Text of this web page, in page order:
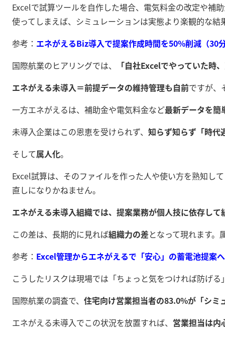
Excelで試算ツールを自作した場合、電気料金の改定や補
使ってしまえば、シミュレーションは実態より楽観的な結
参考： エネがえるBiz導入で提案作成時間を50%削減（
国際航業のヒアリングでは、
「自社Excelでやっていた時
エネがえる未導入＝前提データの維持管理も自前ですが、
一方エネがえるは、補助金や電気料金など最新データを簡
未導入企業はこの恩恵を受けられず、 知らず知らず「時代
そして属人化。
Excel試算は、そのファイルを作った人や使い方を熟知し
直しになりかねません。
エネがえる未導入組織では、提案業務が個人技に依存して
この差は、長期的に見れば組織力の差となって現れます
参考： Excel管理からエネがえるで「安心」の蓄電池提案
こうしたリスクは現場では「ちょっと気をつければ防げ
国際航業の調査で、 住宅向け営業担当者の83.0%が「シミ
エネがえる未導入でこの状況を放置すれば、 営業担当は内